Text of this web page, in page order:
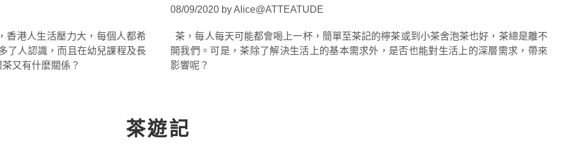
香港人生活壓力大，每個人都希
了人認識，而且在幼兒課程及長
又有什麼關係？
08/09/2020 by Alice@ATTEATUDE
茶，每人每天可能都會喝上一杯，簡單至茶記的檸茶或到小茶舍泡茶也好，茶總是離不
開我們。可是，茶除了解決生活上的基本需求外，是否也能對生活上的深層需求，帶來
影響呢？
茶遊記